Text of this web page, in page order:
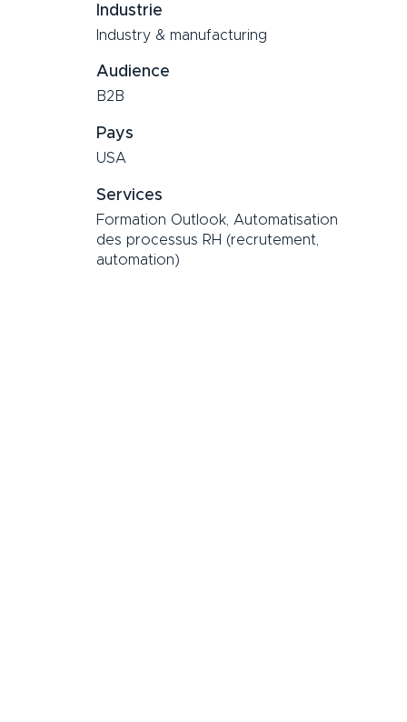
Industrie
Industry & manufacturing
Audience
B2B
Pays
USA
Services
Formation Outlook, Automatisation
des processus RH (recrutement,
automation)